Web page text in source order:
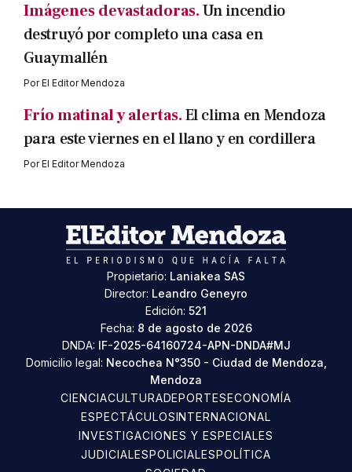
Imágenes devastadoras.Un incendio
destruyó por completo una casa en
Guaymallén
PorEl Editor Mendoza
Frío matinal y alertas.El clima en Mendoza
para este viernes en el llano y en cordillera
PorEl Editor Mendoza
Propietario: Laniakea SAS
Director: Leandro Geneyro
Edición: 521
Fecha: 8 de agosto de 2026
DNDA: IF-2025-64160724-APN-DNDA#MJ
Domicilio legal: Necochea N°350 - Ciudad de Mendoza,
Mendoza
CIENCIACULTURADEPORTESECONOMÍA
ESPECTÁCULOSINTERNACIONAL
INVESTIGACIONES Y ESPECIALES
JUDICIALESPOLICIALESPOLÍTICA